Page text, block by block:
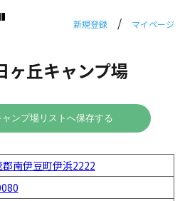
新規登録 / マイページ
ヶ丘キャンプ場
ンプ場リストへ保存する
南伊豆町伊浜2222